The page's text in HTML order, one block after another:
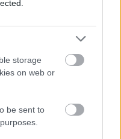
storage
on web or
be sent to
megvalósul”